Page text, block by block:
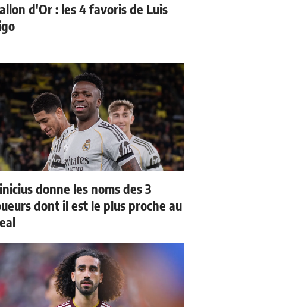
d'Or : les 4 favoris de Luis
donne les noms des 3
dont il est le plus proche au